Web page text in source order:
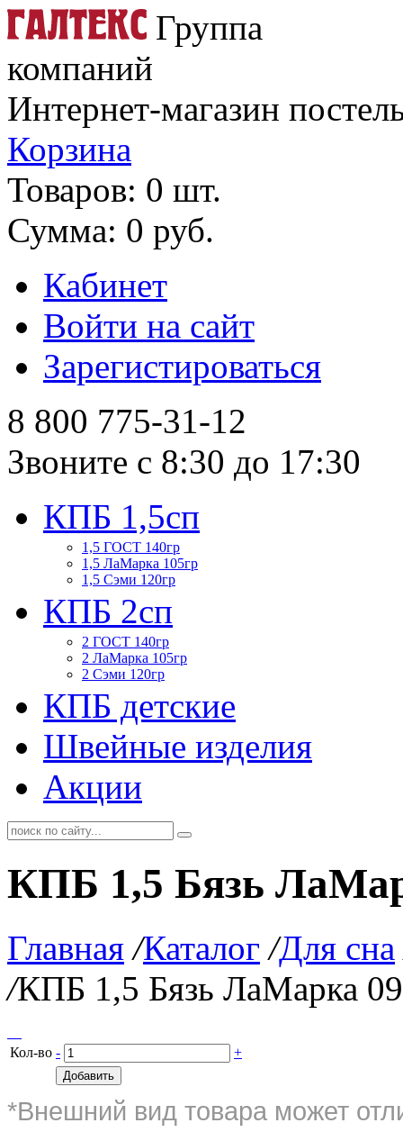
Группа
компаний
Интернет-магазин
Корзина
Товаров: 0 шт.
Сумма: 0 руб.
Кабинет
Войти на сайт
Зарегистироваться
8 800 775-31-12
Звоните с 8:30 до 17:30
КПБ 1,5сп
1,5 ГОСТ 140гр
1,5 ЛаМарка 105гр
1,5 Сэми 120гр
КПБ 2сп
2 ГОСТ 140гр
2 ЛаМарка 105гр
2 Сэми 120гр
КПБ детские
Швейные изделия
Акции
КПБ 1,5 Бязь
Главная /Каталог /Для сна
/КПБ 1,5 Бязь ЛаМарка
Кол-во - +
Добавить
*Внешний вид товара может